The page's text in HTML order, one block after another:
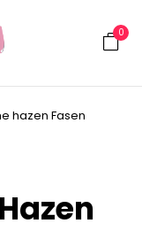
0
hazen Fasen